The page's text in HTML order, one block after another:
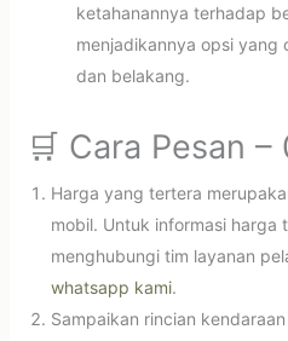
ketahanannya terhadap
menjadikannya opsi yang
dan belakang.
🛒 Cara Pesan
Harga yang tertera
mobil. Untuk informasi harga
menghubungi tim layanan
whatsapp kami.
Sampaikan rincian